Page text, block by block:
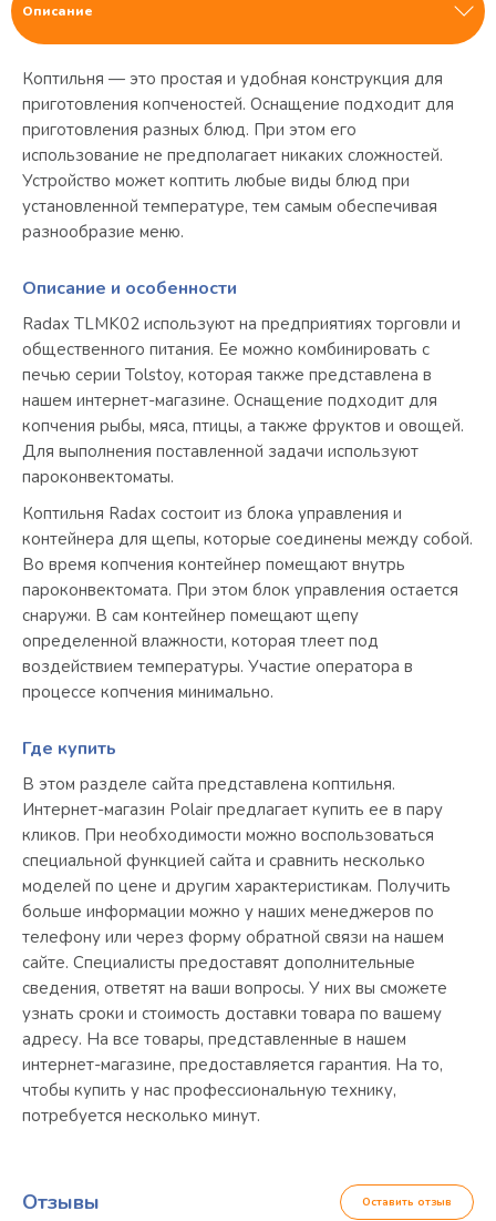
Описание
Коптильня — это простая и удобная конструкция для
приготовления копченостей. Оснащение подходит для
приготовления разных блюд. При этом его
использование не предполагает никаких сложностей.
Устройство может коптить любые виды блюд при
установленной температуре, тем самым обеспечивая
разнообразие меню.
Описание и особенности
Radax TLMK02 используют на предприятиях торговли и
общественного питания. Ее можно комбинировать с
печью серии Tolstoy, которая также представлена в
нашем интернет-магазине. Оснащение подходит для
копчения рыбы, мяса, птицы, а также фруктов и овощей.
Для выполнения поставленной задачи используют
пароконвектоматы.
Коптильня Radax состоит из блока управления и
контейнера для щепы, которые соединены между собой.
Во время копчения контейнер помещают внутрь
пароконвектомата. При этом блок управления остается
снаружи. В сам контейнер помещают щепу
определенной влажности, которая тлеет под
воздействием температуры. Участие оператора в
процессе копчения минимально.
Где купить
В этом разделе сайта представлена коптильня.
Интернет-магазин Polair предлагает купить ее в пару
кликов. При необходимости можно воспользоваться
специальной функцией сайта и сравнить несколько
моделей по цене и другим характеристикам. Получить
больше информации можно у наших менеджеров по
телефону или через форму обратной связи на нашем
сайте. Специалисты предоставят дополнительные
сведения, ответят на ваши вопросы. У них вы сможете
узнать сроки и стоимость доставки товара по вашему
адресу. На все товары, представленные в нашем
интернет-магазине, предоставляется гарантия. На то,
чтобы купить у нас профессиональную технику,
потребуется несколько минут.
Отзывы Оставить отзыв